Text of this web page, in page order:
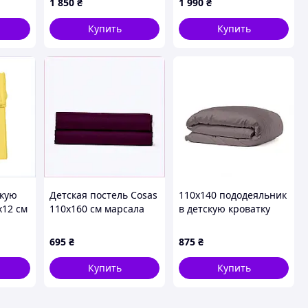
Купить
Купить
см
Детская постель Cosas
110х160 см марсала
695 ₴
Купить
110х140 пододеяльник
в детскую кроватку
769A36B72
875 ₴
Купить